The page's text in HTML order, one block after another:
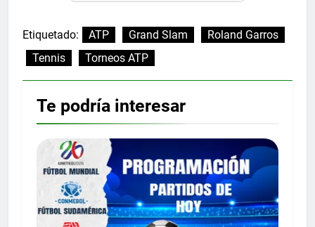
Etiquetado: ATP Grand Slam
Roland Garros
Tennis
Torneos ATP
Te podría interesar